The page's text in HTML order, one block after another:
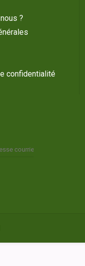
?
confidentialité